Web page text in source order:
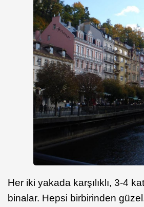
Her iki yakada karşılıklı, 3-4
binalar. Hepsi birbirinden